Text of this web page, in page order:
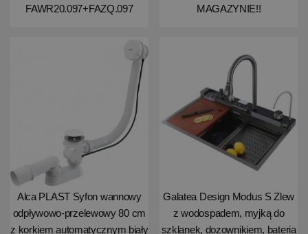
FAWR20.097+FAZQ.097
MAGAZYNIE!!
Alca PLAST Syfon wannowy
odpływowo-przelewowy 80 cm
z korkiem automatycznym biały
Galatea Design Modus S Zlew
z wodospadem, myjką do
szklanek, dozownikiem, bateria